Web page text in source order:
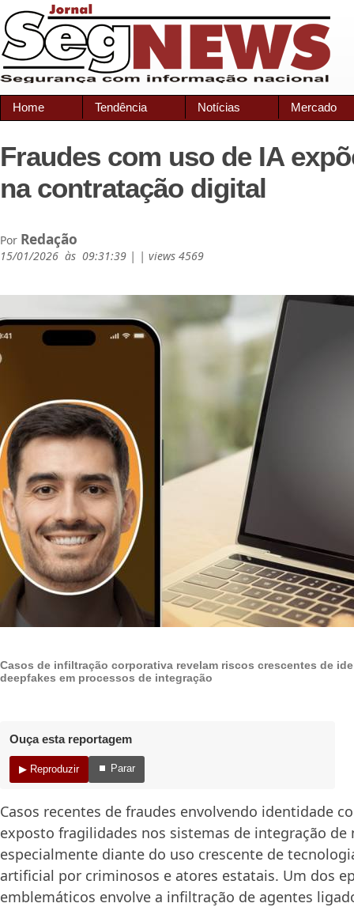
Home Tendência Notícias Mercado
Fraudes com uso de IA
na contratação digital
Por Redação
15/01/2026 às 09:31:39 | | views 4569
Casos de infiltração corporativa revelam riscos crescentes de
deepfakes em processos de integração
Ouça esta reportagem
▶ Reproduzir ⏹ Parar
Casos recentes de fraudes envolvendo identidade
exposto fragilidades nos sistemas de integração de
especialmente diante do uso crescente de
artificial por criminosos e atores estatais. Um dos
emblemáticos envolve a infiltração de agentes